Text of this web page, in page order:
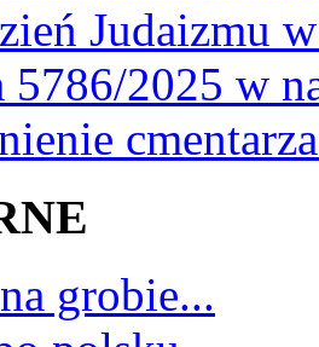
Judaizmu
5786/2025 w
grobie...